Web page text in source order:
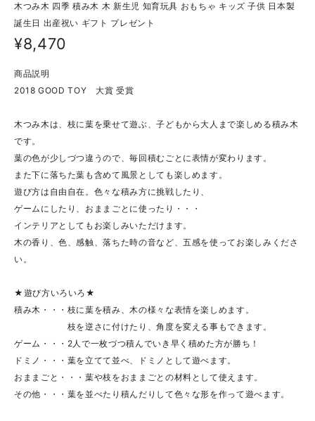
木つみ木 四季 積み木 木 新生児 知育玩具 おもちゃ キッズ 子供 日本製
誕生日 出産祝い ギフト プレゼント
¥8,470
商品説明
2018 GOOD TOY 大賞 受賞
木つみ木は、枝に葉を乗せて遊ぶ、子どもから大人まで楽しめる積み木
です。
葉の色が少しづつ違うので、毎回積むごとに表情が変わります。
また下に落ちた葉も含めて風景としても楽しめます。
遊び方は自由自在。色々な積み方に挑戦したり、
ゲームにしたり、おままごとに使ったり・・・
インテリアとしてもお楽しみいただけます。
木の香り、色、感触、落ちた時の音など、五感を使ってお楽しみくださ
い。
★遊び方いろいろ★
積み木・・・枝に葉を積み、木の様々な表情を楽しめます。
枝を逆さに付けたり、角度を変える事もできます。
ゲーム・・・2人で一枚づつ積んでいき早く積めた方が勝ち！
ドミノ・・・葉を立てて並べ、ドミノとして遊べます。
おままごと・・・葉や枝をおままごとの材料として使えます。
その他・・・葉を並べたり積んだりして色々な形を作って遊べます。